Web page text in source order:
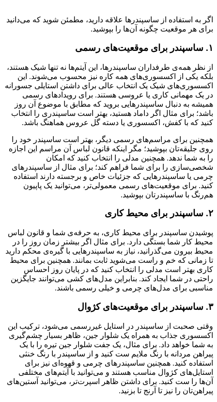
اگر به استفاده از ساسپندرها علاقه دارید، مطمئن شوید که می‌دانید
برای هر موقعیت چگونه آن‌ها را بپوشید.
۱. ساسپندر برای موقعیت‌های رسمی
از نظر همه‌ی طرفداران ساسپندرها، این آیتم‌ها نه تنها شیک هستند،
بلکه یکی از اکسسوری‌های همه کاره نیز محسوب می‌شوند. این
اکسسوری‌های شیک یک انتخاب عالی برای داشتن استایلی جسورانه
در یک مهمانی کاری یا عروسی هستند. برای رویدادهای رسمی
همیشه به دنبال ساسپندرهایی بروید که مطابق با موضوع آن روز
باشد؛ برای مثال اگر داماد هستید، بهتر است ساسپندری را انتخاب
کنید که با کفش، اکسسوری یا دسته گل عروس هماهنگ باشد.
همچنین برای مراسم‌های رسمی دیگر، بهتر است ساسپندر خود را
روی جلیقه‌تان بپوشید؛ مگر اینکه قانون لباس آن مراسم این اجازه
را به شما ندهد. همچنین مدلی را انتخاب کنید که امکان
شخصی‌سازی را برای شما فراهم کند؛ برای مثال از ساسپندرهای
چرمی یا ساسپندرهایی که جزئیات خاص و برجسته دارند استفاده
کنید. برای موقعیت‌های رسمی معمولی‌تر، می‌توانید یک پاپیون
هم‌رنگ با ساسپندرتان بپوشید.
۲. ساسپندر برای محیط کاری
پوشیدن ساسپندر برای محیط کاری، به حرفه‌ی شما و قانون لباس
محیط کار شما بستگی دارد. برای مثال اگر بیشتر زمان روز را در
محیط بیرون می‌گذرانید، نیاز به ساسپندرهایی با گیره‌ی محکم دارید
تا زمانی که خم و راست می‌شوید ثابت بمانند. همچنین برای محیط
کاری بهتر است مدلی را انتخاب کنید که در پایان روز احساس
راحتی در شما ایجاد کند. بنابراین مدل‌های کشی می‌توانند جایگزین
مناسبی برای مدل‌های چرمی و خیلی رسمی باشند.
۳. ساسپندر برای موقعیت‌های کژوال
وقتی صحبت از ساسپندر در استایل غیررسمی می‌شود، ترکیب این
اکسسوری جذاب به همراه یک شلوار جین، ظاهر بسیار چشم‌گیری
به شما خواهد داد. برای مثال، یک جفت شلوار جین تیره را با یک
پیراهن مردانه‌ با رنگ ملایم ست کنید و از ساسپندر با رنگ خنثی
استفاده کنید. همچنین ساسپندرهای چرمی و قهوه‌ای نیز برای
استایل‌های کژوال مناسب هستند و می‌توانید با آیتم‌های مختلفی
آن‌ها را ست کنید. برای داشتن ظاهر اسپرت‌تر، می‌توانید آستین‌های
پیراهن‌تان را نیز تا آرنج تا بزنید.